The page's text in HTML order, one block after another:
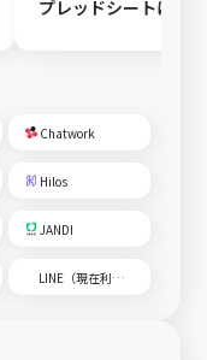
プレッドシートにメ
Chatwork
Hilos
JANDI
LINE（現在利用不可）